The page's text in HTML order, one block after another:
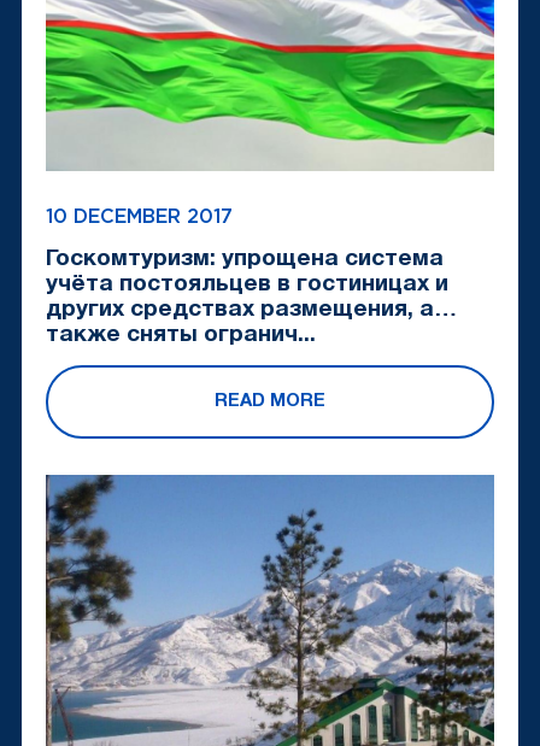
10 DECEMBER 2017
Госкомтуризм: упрощена система
учёта постояльцев в гостиницах и
других средствах размещения, а
также сняты огранич...
READ MORE